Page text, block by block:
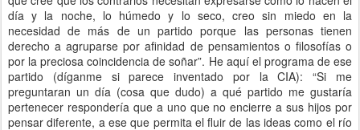
día y la noche, lo húmedo y lo seco, creo sin miedo en la
necesidad de más de un partido porque las personas tienen
derecho a agruparse por afinidad de pensamientos o filosofías o
por la preciosa coincidencia de soñar”. He aquí el programa de ese
partido (díganme si parece inventado por la CIA): “Si me
preguntaran un día (cosa que dudo) a qué partido me gustaría
pertenecer respondería que a uno que no encierre a sus hijos por
pensar diferente, a ese que permita el fluir de las ideas como el río